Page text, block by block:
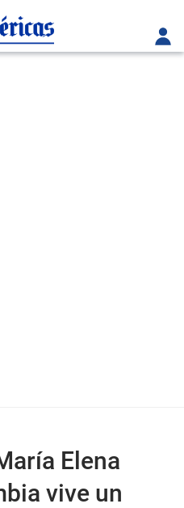
Elena
vive un